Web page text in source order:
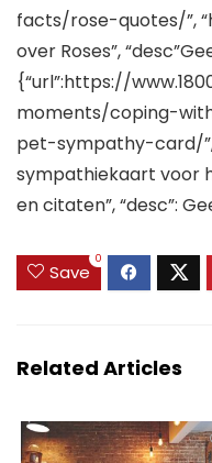
facts/rose-quotes/”,
over Roses”,
{“url”:https://
moments/coping-
pet-sympathy-card/”,
sympathiekaart voor
en citaten”, “desc”:
Save
0
Related Articles